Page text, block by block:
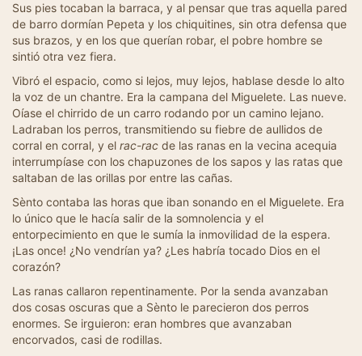
Sus pies tocaban la barraca, y al pensar que tras aquella pared
de barro dormían Pepeta y los chiquitines, sin otra defensa que
sus brazos, y en los que querían robar, el pobre hombre se
sintió otra vez fiera.
Vibró el espacio, como si lejos, muy lejos, hablase desde lo alto
la voz de un chantre. Era la campana del Miguelete. Las nueve.
Oíase el chirrido de un carro rodando por un camino lejano.
Ladraban los perros, transmitiendo su fiebre de aullidos de
corral en corral, y el rac-rac de las ranas en la vecina acequia
interrumpíase con los chapuzones de los sapos y las ratas que
saltaban de las orillas por entre las cañas.
Sènto contaba las horas que iban sonando en el Miguelete. Era
lo único que le hacía salir de la somnolencia y el
entorpecimiento en que le sumía la inmovilidad de la espera.
¡Las once! ¿No vendrían ya? ¿Les habría tocado Dios en el
corazón?
Las ranas callaron repentinamente. Por la senda avanzaban
dos cosas oscuras que a Sènto le parecieron dos perros
enormes. Se irguieron: eran hombres que avanzaban
encorvados, casi de rodillas.